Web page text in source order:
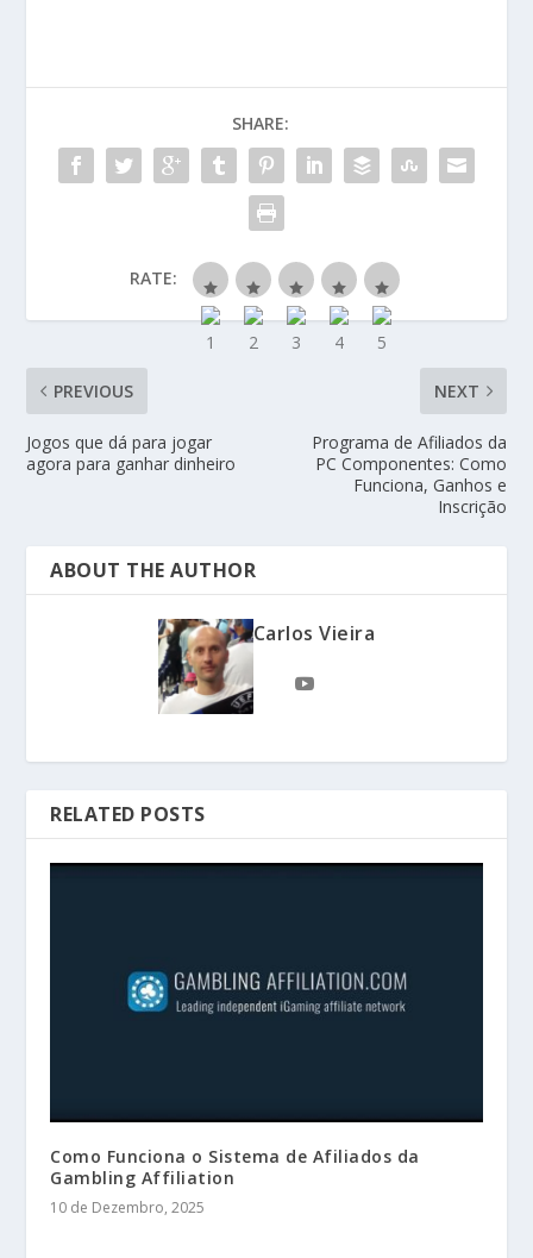
SHARE:
RATE:
PREVIOUS
Jogos que dá para jogar
agora para ganhar dinheiro
NEXT
Programa de Afiliados da
PC Componentes: Como
Funciona, Ganhos e
Inscrição
ABOUT THE AUTHOR
Carlos Vieira
RELATED POSTS
Como Funciona o Sistema de Afiliados da
Gambling Affiliation
10 de Dezembro, 2025